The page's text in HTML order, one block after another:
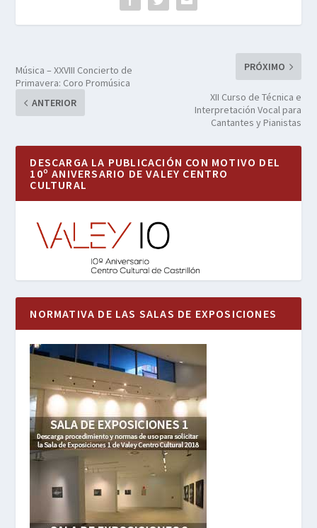
Música – XXVIII Concierto de
Primavera: Coro Promúsica
ANTERIOR
PRÓXIMO
XII Curso de Técnica e
Interpretación Vocal para
Cantantes y Pianistas
DESCARGA LA PUBLICACIÓN CON MOTIVO DEL
10º ANIVERSARIO DE VALEY CENTRO
CULTURAL
NORMATIVA DE LAS SALAS DE EXPOSICIONES